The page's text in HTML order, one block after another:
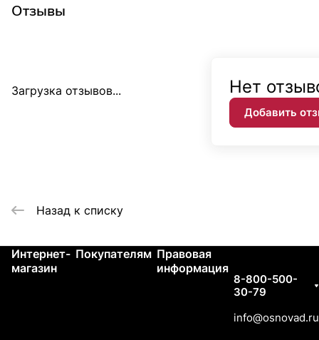
Отзывы
Загрузка отзывов... Нет
Добавить
Назад к списку
Интернет-
магазин
Покупателям Правовая
информация
8-800-500-
30-79
info@osnovad.ru